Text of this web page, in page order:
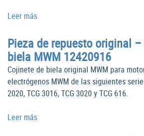
Leer más
Pieza de repuesto original
biela MWM 12420916
Cojinete de biela original MWM para
electrógenos MWM de las siguientes
2020, TCG 3016, TCG 3020 y TCG 616.
Leer más